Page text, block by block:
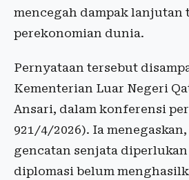
mencegah dampak lanjutan
perekonomian dunia.
Pernyataan tersebut
Kementerian Luar Negeri
Ansari, dalam konferensi
921/4/2026). Ia
gencatan senjata
diplomasi belum